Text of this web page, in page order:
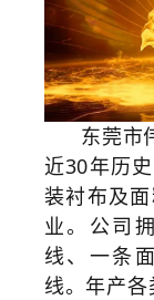
东莞市伟
近30年历
装衬布及
业。公司
线、一条
线。年产